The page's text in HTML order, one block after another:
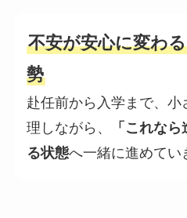
不安が安心に変わ
勢
赴任前から入学まで、
理しながら、
「これな
る状態へ一緒に進めてい